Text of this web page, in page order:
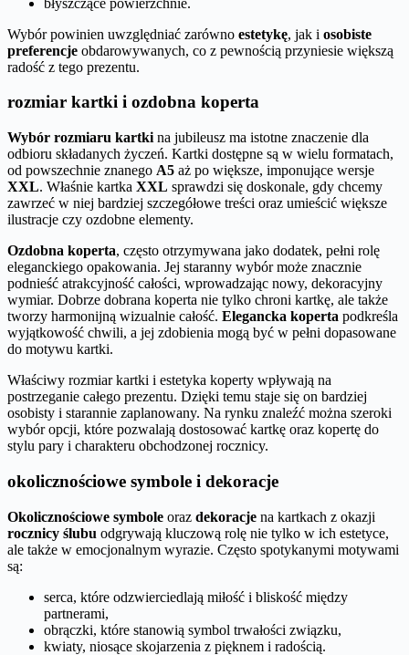
Wybór powinien uwzględniać zarówno estetykę, jak i osobiste
preferencje obdarowywanych, co z pewnością przyniesie większą
radość z tego prezentu.
rozmiar kartki i ozdobna koperta
Wybór rozmiaru kartki na jubileusz ma istotne znaczenie dla
odbioru składanych życzeń. Kartki dostępne są w wielu formatach,
od powszechnie znanego A5 aż po większe, imponujące wersje
XXL. Właśnie kartka XXL sprawdzi się doskonale, gdy chcemy
zawrzeć w niej bardziej szczegółowe treści oraz umieścić większe
ilustracje czy ozdobne elementy.
Ozdobna koperta, często otrzymywana jako dodatek, pełni rolę
eleganckiego opakowania. Jej staranny wybór może znacznie
podnieść atrakcyjność całości, wprowadzając nowy, dekoracyjny
wymiar. Dobrze dobrana koperta nie tylko chroni kartkę, ale także
tworzy harmonijną wizualnie całość. Elegancka koperta podkreśla
wyjątkowość chwili, a jej zdobienia mogą być w pełni dopasowane
do motywu kartki.
Właściwy rozmiar kartki i estetyka koperty wpływają na
postrzeganie całego prezentu. Dzięki temu staje się on bardziej
osobisty i starannie zaplanowany. Na rynku znaleźć można szeroki
wybór opcji, które pozwalają dostosować kartkę oraz kopertę do
stylu pary i charakteru obchodzonej rocznicy.
okolicznościowe symbole i dekoracje
Okolicznościowe symbole oraz dekoracje na kartkach z okazji
rocznicy ślubu odgrywają kluczową rolę nie tylko w ich estetyce,
ale także w emocjonalnym wyrazie. Często spotykanymi motywami
są:
serca, które odzwierciedlają miłość i bliskość między
partnerami,
obrączki, które stanowią symbol trwałości związku,
kwiaty, niosące skojarzenia z pięknem i radością.